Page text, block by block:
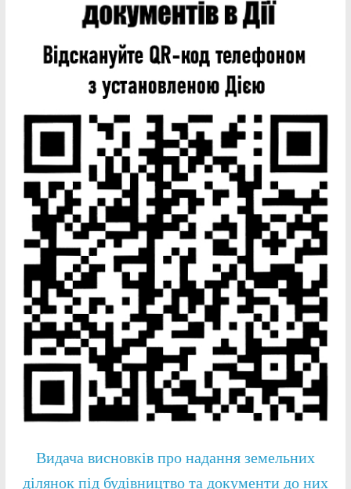
Видача висновків про надання земельних
ділянок під будівництво та документи до них